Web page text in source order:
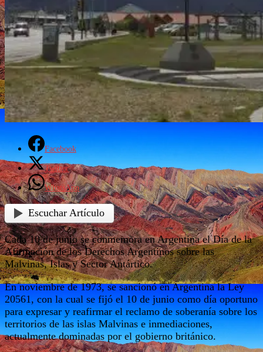
Facebook
Twitter
WhatsApp
Escuchar Artículo
Cada 10 de junio se conmemora en Argentina el Día de la
Afirmación de los Derechos Argentinos sobre las
Malvinas, Islas y Sector Antártico.
En noviembre de 1973, se sancionó en Argentina la Ley
20561, con la cual se fijó el 10 de junio como día oportuno
para expresar y reafirmar el reclamo de soberanía sobre los
territorios de las islas Malvinas e inmediaciones,
actualmente dominadas por el gobierno británico.